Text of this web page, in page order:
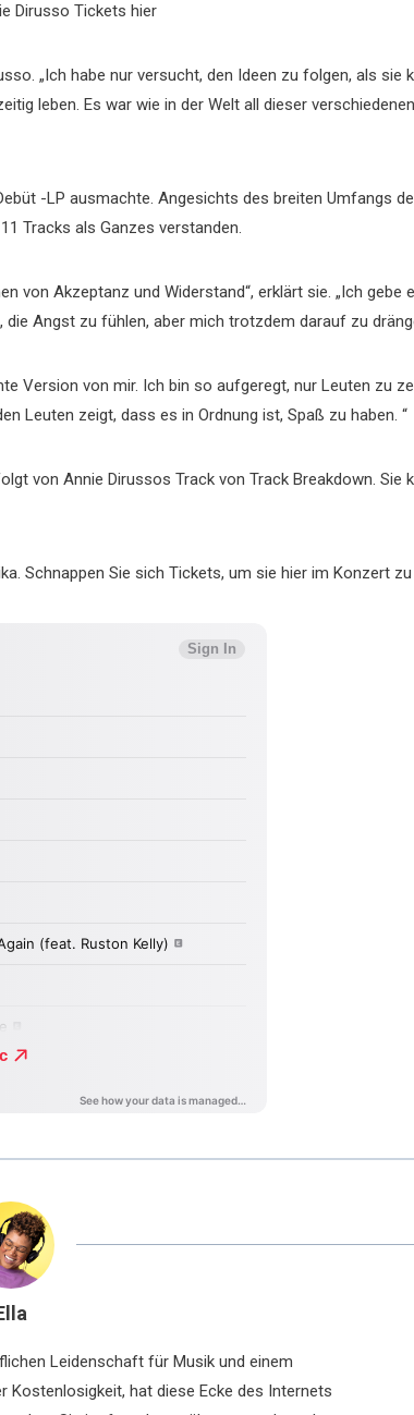
Dirusso Tickets hier
„Ich habe nur versucht, den Ideen zu folgen, als sie
leben. Es war wie in der Welt all dieser
-LP ausmachte. Angesichts des breiten Umfangs
Tracks als Ganzes verstanden.
von Akzeptanz und Widerstand“, erklärt sie. „Ich gebe
Angst zu fühlen, aber mich trotzdem darauf zu
Version von mir. Ich bin so aufgeregt, nur Leuten zu
Leuten zeigt, dass es in Ordnung ist, Spaß zu haben. “
von Annie Dirussos Track von Track Breakdown. Sie
Schnappen Sie sich Tickets, um sie hier im Konzert zu
Leidenschaft für Musik und einem
Kostenlosigkeit, hat diese Ecke des Internets